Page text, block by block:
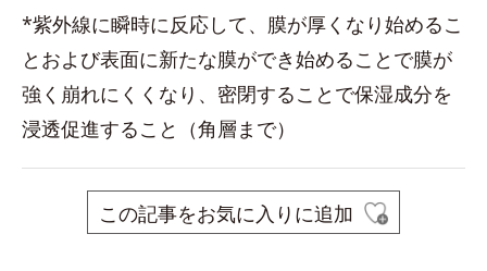
*紫外線に瞬時に反応して、膜が厚くなり始めるこ
とおよび表面に新たな膜ができ始めることで膜が
強く崩れにくくなり、密閉することで保湿成分を
浸透促進すること（角層まで）
この記事をお気に入りに追加